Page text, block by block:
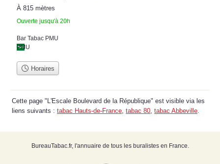
À 815 mètres
Ouverte jusqu'à 20h
Bar Tabac PMU
PMU
Horaires
Cette page "L'Escale Boulevard de la République" est visible via les
liens suivants : tabac Hauts-de-France tabac 80 tabac Abbeville
BureauTabac.fr, l'annuaire de tous les buralistes en France.